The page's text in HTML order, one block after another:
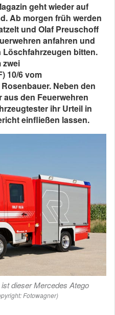
geht wieder auf
Ab morgen früh werden
und Olaf Preuschoff
anfahren und
Löschfahrzeugen bitten.
zwei
10/6 vom
Neben den
den Feuerwehren
ihr Urteil in
einfließen lassen.
dieser Mercedes Atego
Fotowagner)